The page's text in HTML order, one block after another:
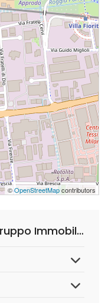
©OpenStreetMapcontributors
Domande Frequenti su Gruppo Immobiliare 2000 S.r.l.